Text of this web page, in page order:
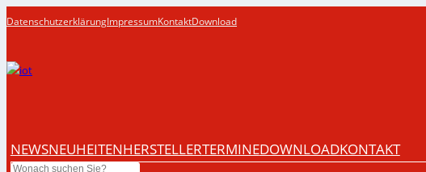
DatenschutzerklärungImpressumKontaktDownload
NEWSNEUHEITENHERSTELLERTERMINEDOWNLOADKONTAKT
Search